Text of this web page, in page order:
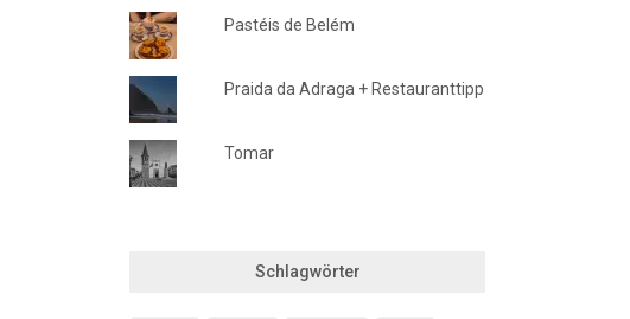
Pastéis de Belém
Praida da Adraga + Restauranttipp
Tomar
Schlagwörter